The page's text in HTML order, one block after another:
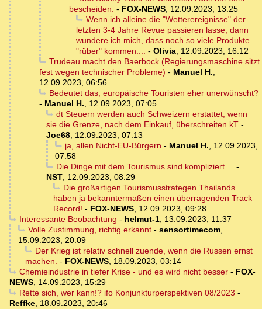
bescheiden. - FOX-NEWS, 12.09.2023, 13:25
Wenn ich alleine die "Wetterereignisse" der
letzten 3-4 Jahre Revue passieren lasse, dann
wundere ich mich, dass noch so viele Produkte
"rüber" kommen.... - Olivia, 12.09.2023, 16:12
Trudeau macht den Baerbock (Regierungsmaschine sitzt
fest wegen technischer Probleme) - Manuel H.,
12.09.2023, 06:56
Bedeutet das, europäische Touristen eher unerwünscht?
- Manuel H., 12.09.2023, 07:05
dt Steuern werden auch Schweizern erstattet, wenn
sie die Grenze, nach dem Einkauf, überschreiten kT -
Joe68, 12.09.2023, 07:13
ja, allen Nicht-EU-Bürgern - Manuel H., 12.09.2023,
07:58
Die Dinge mit dem Tourismus sind kompliziert ... -
NST, 12.09.2023, 08:29
Die großartigen Tourismusstrategen Thailands
haben ja bekanntermaßen einen überragenden Track
Record! - FOX-NEWS, 12.09.2023, 09:28
Interessante Beobachtung - helmut-1, 13.09.2023, 11:37
Volle Zustimmung, richtig erkannt- sensortimecom,
15.09.2023, 20:09
Der Krieg ist relativ schnell zuende, wenn die Russen ernst
machen. - FOX-NEWS, 18.09.2023, 03:14
Chemieindustrie in tiefer Krise - und es wird nicht besser- FOX-
NEWS, 14.09.2023, 15:29
Rette sich, wer kann!? ifo Konjunkturperspektiven 08/2023 -
Reffke, 18.09.2023, 20:46